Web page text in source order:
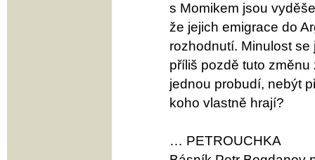
s Momikem jsou
že jejich emigrace do
rozhodnutí. Minulost
příliš pozdě tuto
jednou probudí, nebýt
koho vlastně hrají?
… PETROUCHKA